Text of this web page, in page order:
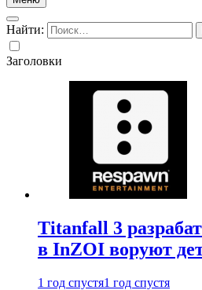
Найти:
Заголовки
Titanfall 3
в InZOI воруют
1 год спустя1 год спустя